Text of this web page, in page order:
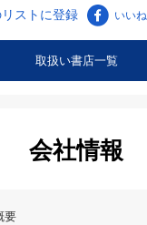
ストに登録 いいね
取扱い書店一覧
会社情報
要